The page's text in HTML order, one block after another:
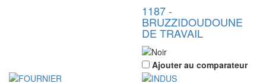
1187-
BRUZZIDOUDOUNE
DE TRAVAIL
Ajouter au comparateur